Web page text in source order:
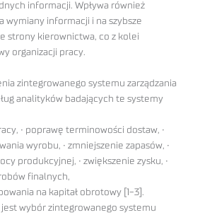
informacji. Wpływa również
wymiany informacji i na szybsze
strony kierownictwa, co z kolei
organizacji pracy.
zintegrowanego systemu zarządzania
analityków badających te systemy
• poprawę terminowości dostaw, •
wyrobu, • zmniejszenie zapasów, •
produkcyjnej, • zwiększenie zysku, •
finalnych,
na kapitał obrotowy [1-3].
wybór zintegrowanego systemu